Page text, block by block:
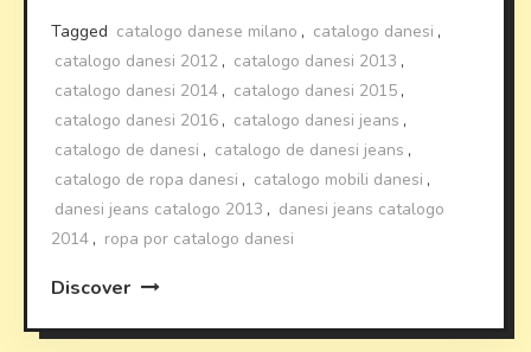
Tagged catalogo danese milano , catalogo danesi ,
catalogo danesi 2012 , catalogo danesi 2013 ,
catalogo danesi 2014 , catalogo danesi 2015 ,
catalogo danesi 2016 , catalogo danesi jeans ,
catalogo de danesi , catalogo de danesi jeans ,
catalogo de ropa danesi , catalogo mobili danesi ,
danesi jeans catalogo 2013 , danesi jeans catalogo
2014 , ropa por catalogo danesi
Discover